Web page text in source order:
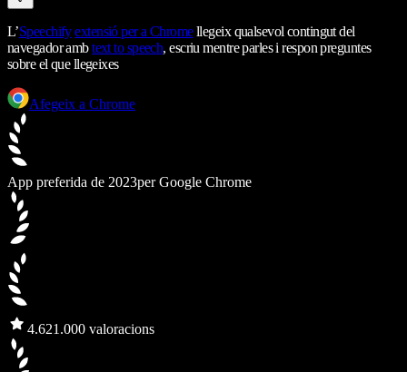
L’Speechify extensió per a Chromellegeix qualsevol contingut del
navegador ambtext to speech, escriu mentre parles i respon preguntes
sobre el que llegeixes
Afegeix a Chrome
App preferida de 2023per Google Chrome
4.621.000 valoracions